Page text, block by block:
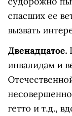
спасших ее
вызвать
Двенадцатое.
инвалидам и
гетто и т.д.,